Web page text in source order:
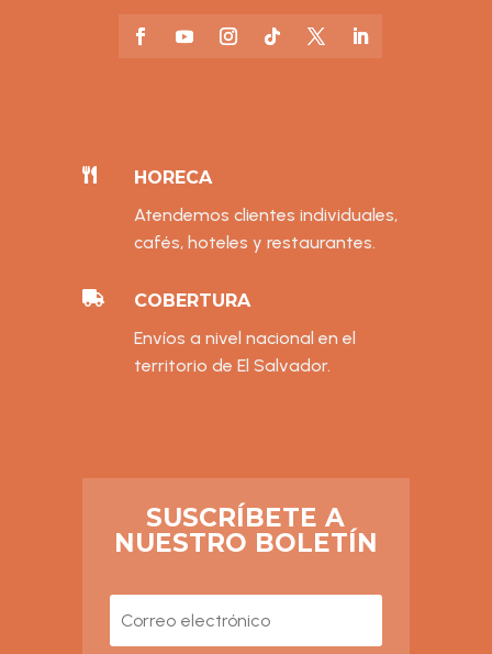

HORECA
Atendemos clientes individuales,
cafés, hoteles y restaurantes.

COBERTURA
Envíos a nivel nacional en el
territorio de El Salvador.
SUSCRÍBETE A
NUESTRO BOLETÍN